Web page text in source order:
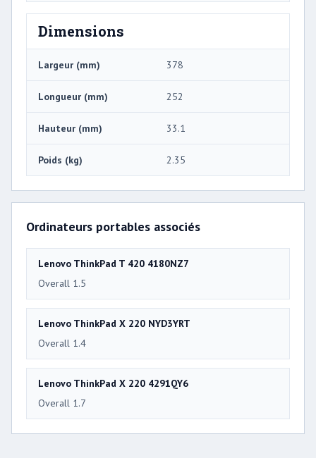
Dimensions
Largeur (mm) 378
Longueur (mm) 252
Hauteur (mm) 33.1
Poids (kg) 2.35
Ordinateurs portables associés
Lenovo ThinkPad T 420 4180NZ7
Overall 1.5
Lenovo ThinkPad X 220 NYD3YRT
Overall 1.4
Lenovo ThinkPad X 220 4291QY6
Overall 1.7